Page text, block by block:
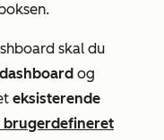
skal du
og
eksisterende
brugerdefineret